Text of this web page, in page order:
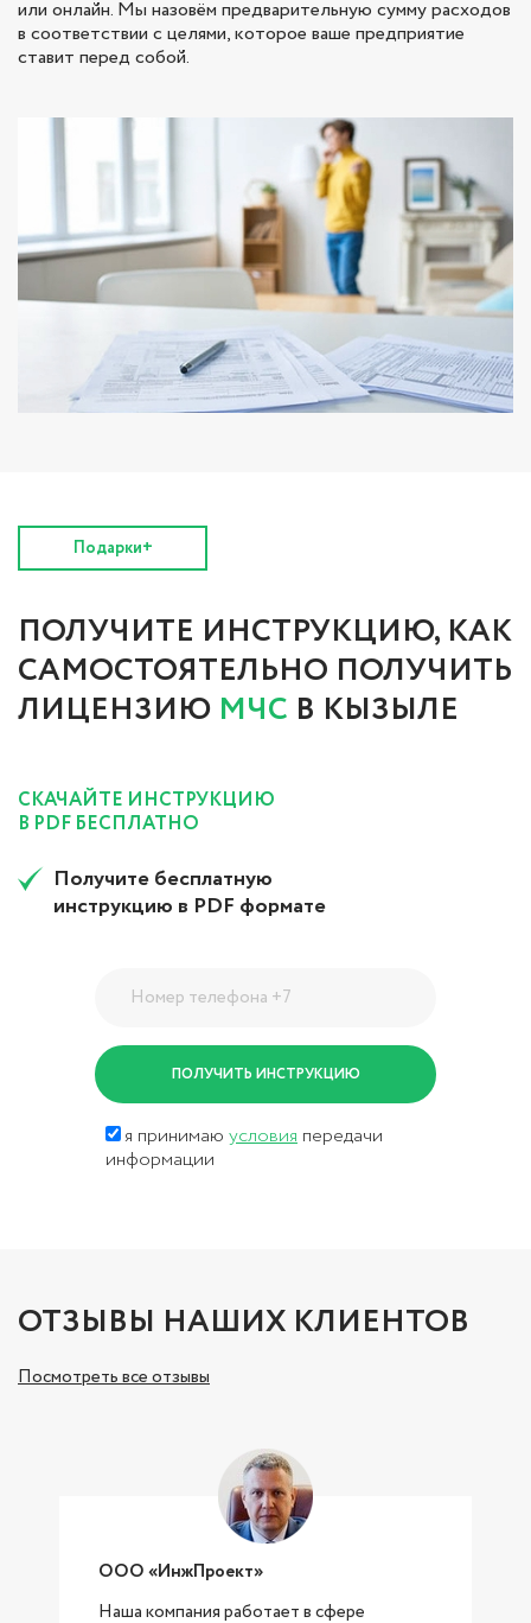
или онлайн. Мы назовём предварительную сумму расходов
в соответствии с целями, которое ваше предприятие
ставит перед собой.
Подарки+
ПОЛУЧИТЕ ИНСТРУКЦИЮ, КАК
САМОСТОЯТЕЛЬНО ПОЛУЧИТЬ
ЛИЦЕНЗИЮ МЧС В КЫЗЫЛЕ
СКАЧАЙТЕ ИНСТРУКЦИЮ
В PDF БЕСПЛАТНО
Получите бесплатную
инструкцию в PDF формате
я принимаю условия передачи
информации
ОТЗЫВЫ НАШИХ КЛИЕНТОВ
Посмотреть все отзывы
ООО «ИнжПроект»
Наша компания работает в сфере